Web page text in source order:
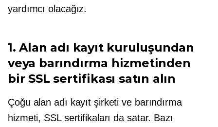
yardımcı olacağız.
1. Alan adı kayıt kuruluşundan
veya barındırma hizmetinden
bir SSL sertifikası satın alın
Çoğu alan adı kayıt şirketi ve barındırma
hizmeti, SSL sertifikaları da satar. Bazı